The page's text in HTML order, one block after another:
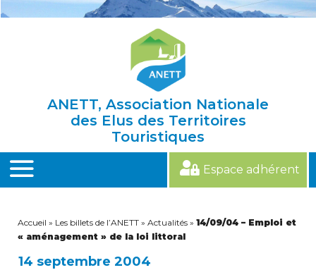
ANETT, Association Nationale
des Elus des Territoires
Touristiques
MENU
Espace adhérent
Accueil » Les billets de l’ANETT » Actualités » 14/09/04 – Emploi et
« aménagement » de la loi littoral
14 septembre 2004